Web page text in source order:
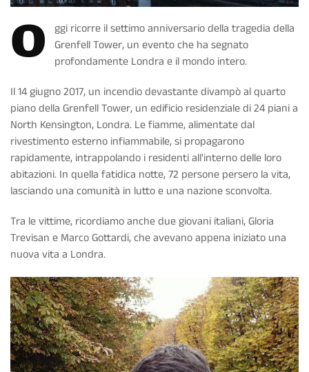
O ggi ricorre il settimo anniversario della tragedia della
Grenfell Tower, un evento che ha segnato
profondamente Londra e il mondo intero.
Il14 giugno 2017, un incendio devastante divampò al quarto
piano della Grenfell Tower, un edificio residenziale di 24 piani a
North Kensington, Londra. Le fiamme, alimentate dal
rivestimento esterno infiammabile, si propagarono
rapidamente, intrappolando i residenti all'interno delle loro
abitazioni. In quella fatidica notte,72 persone persero la vita,
lasciando una comunità in lutto e una nazione sconvolta.
Tra le vittime, ricordiamo anche due giovani italiani,Gloria
Trevisan e Marco Gottardi, che avevano appena iniziato una
nuova vita a Londra.